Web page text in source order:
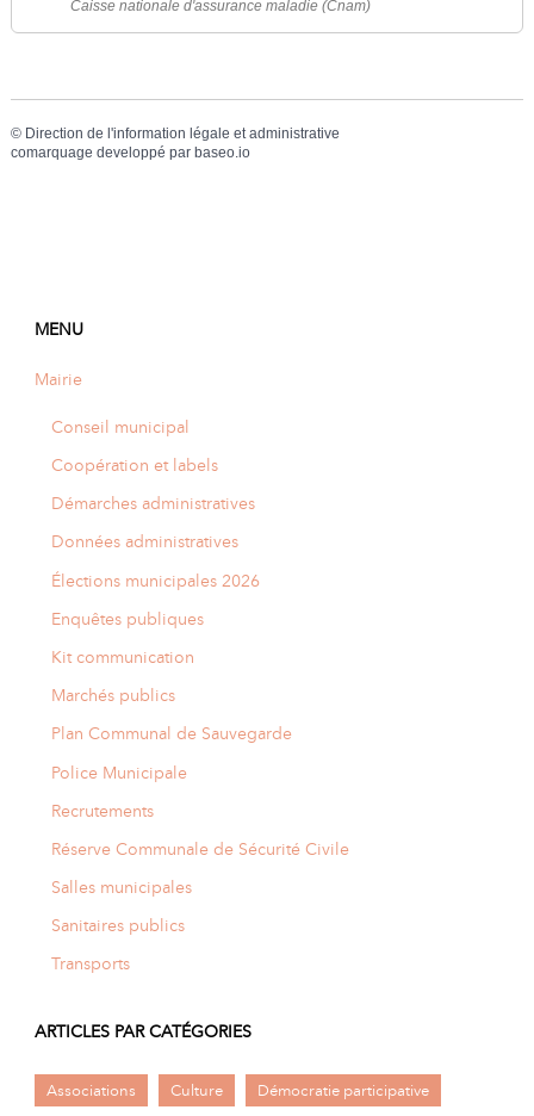
Caisse nationale d'assurance maladie (Cnam)
© Direction de l'information légale et administrative
comarquage developpé par baseo.io
MENU
Mairie
Conseil municipal
Coopération et labels
Démarches administratives
Données administratives
Élections municipales 2026
Enquêtes publiques
Kit communication
Marchés publics
Plan Communal de Sauvegarde
Police Municipale
Recrutements
Réserve Communale de Sécurité Civile
Salles municipales
Sanitaires publics
Transports
ARTICLES PAR CATÉGORIES
Associations Culture Démocratie participative